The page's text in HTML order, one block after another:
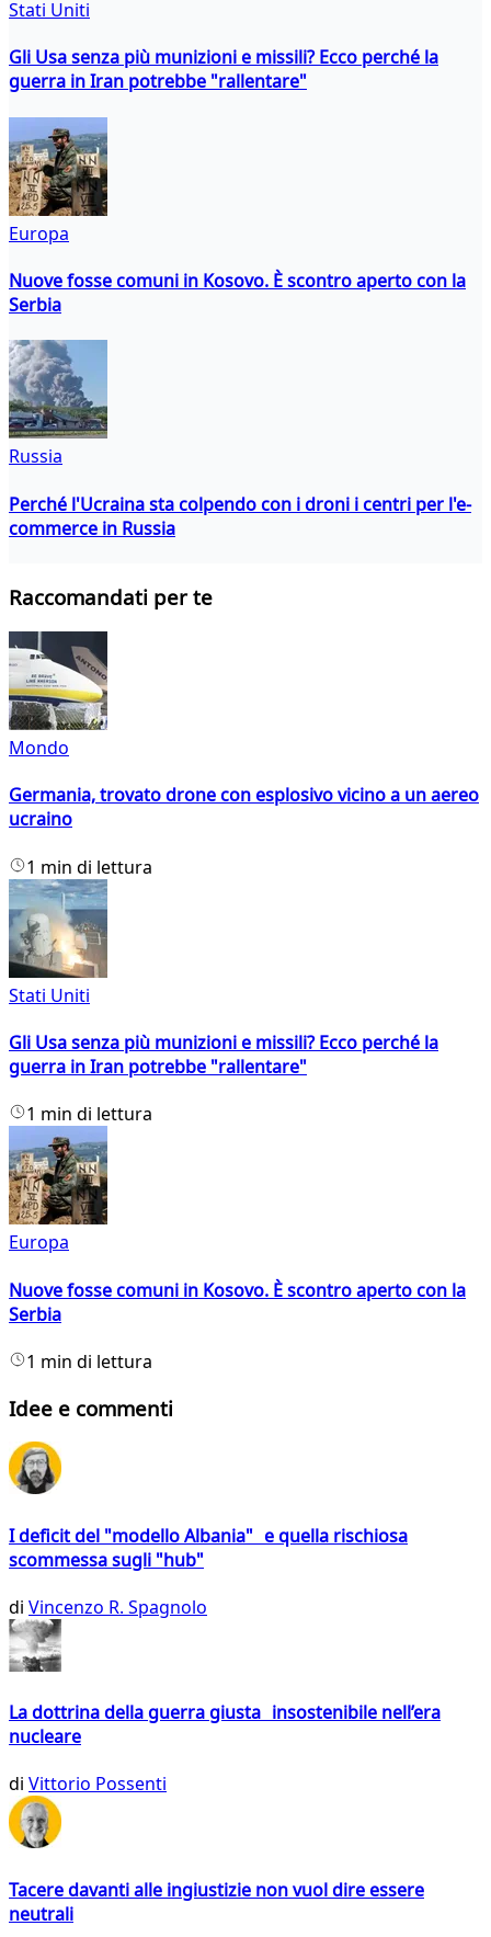
Stati Uniti
Gli Usa senza più munizioni e missili? Ecco perché la
guerra in Iran potrebbe "rallentare"
Europa
Nuove fosse comuni in Kosovo. È scontro aperto con la
Serbia
Russia
Perché l'Ucraina sta colpendo con i droni i centri per l'e-
commerce in Russia
Raccomandati per te
Mondo
Germania, trovato drone con esplosivo vicino a un aereo
ucraino
1 min di lettura
Stati Uniti
Gli Usa senza più munizioni e missili? Ecco perché la
guerra in Iran potrebbe "rallentare"
1 min di lettura
Europa
Nuove fosse comuni in Kosovo. È scontro aperto con la
Serbia
1 min di lettura
Idee e commenti
I deficit del "modello Albania" e quella rischiosa
scommessa sugli "hub"
di Vincenzo R. Spagnolo
La dottrina della guerra giusta insostenibile nell’era
nucleare
di Vittorio Possenti
Tacere davanti alle ingiustizie non vuol dire essere
neutrali